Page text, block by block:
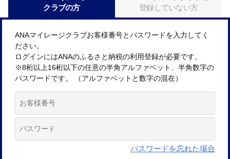
クラブの方
登録していない方
ANAマイレージクラブお客様番号とパスワードを入力してく
ださい。
ログインにはANAのふるさと納税の利用登録が必要です。
※8桁以上16桁以下の任意の半角アルファベット、半角数字の
パスワードです。 （アルファベットと数字の混在）
パスワードを忘れた場合